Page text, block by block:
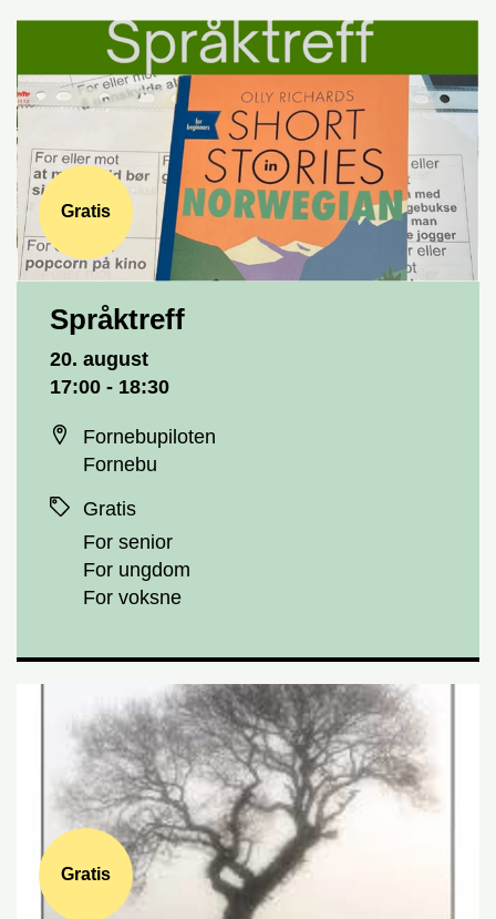
Gratis
Språktreff
20. august
17:00 - 18:30
Fornebupiloten
Fornebu
Gratis
For senior
For ungdom
For voksne
Gratis